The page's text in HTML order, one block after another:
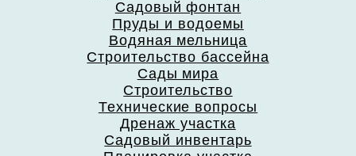
Садовый фонтан
Пруды и водоемы
Водяная мельница
Строительство бассейна
Сады мира
Строительство
Технические вопросы
Дренаж участка
Садовый инвентарь